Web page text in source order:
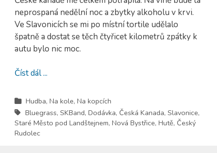
neprospaná nedělní noc a zbytky alkoholu v krvi.
Ve Slavonicích se mi po místní tortile udělalo
špatně a dostat se těch čtyřicet kilometrů zpátky k
autu bylo nic moc.
Číst dál ...
Hudba, Na kole, Na kopcích
Bluegrass, SKBand, Dodávka, Česká Kanada, Slavonice,
Staré Město pod Landštejnem, Nová Bystřice, Hutě, Český
Rudolec